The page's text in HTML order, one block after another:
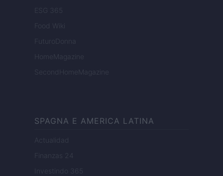
ESG 365
Food Wiki
FuturoDonna
HomeMagazine
SecondHomeMagazine
SPAGNA E AMERICA LATINA
Actualidad
Finanzas 24
Investindo 365